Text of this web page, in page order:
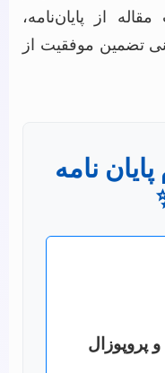
از پایان‌نامه،
تضمین موفقیت از
نامه